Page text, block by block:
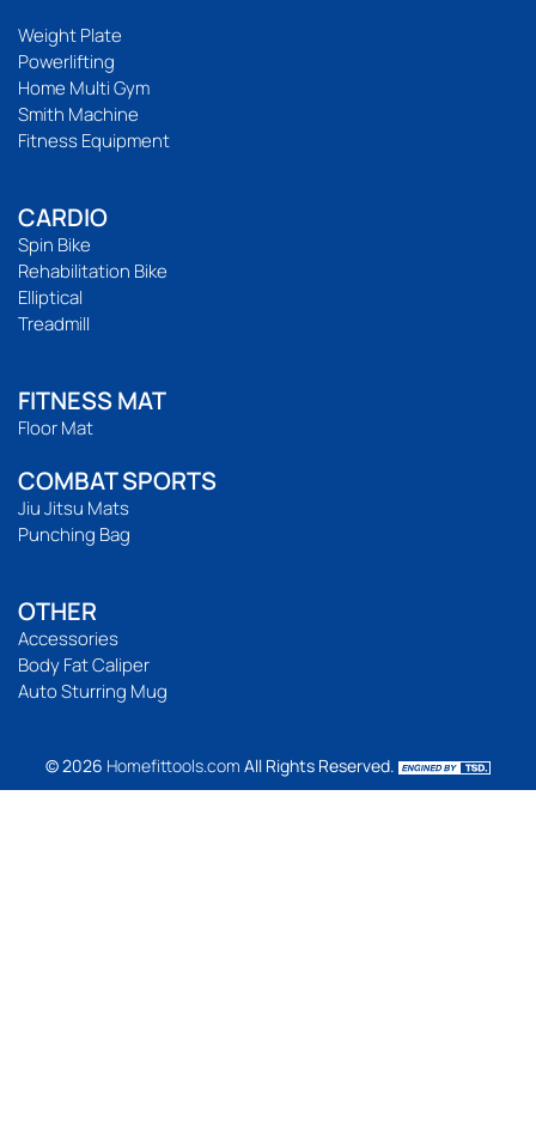
Weight Plate
Powerlifting
Home Multi Gym
Smith Machine
Fitness Equipment
CARDIO
Spin Bike
Rehabilitation Bike
Elliptical
Treadmill
FITNESS MAT
Floor Mat
COMBAT SPORTS
Jiu Jitsu Mats
Punching Bag
OTHER
Accessories
Body Fat Caliper
Auto Sturring Mug
© 2026 Homefittools.com All Rights Reserved.